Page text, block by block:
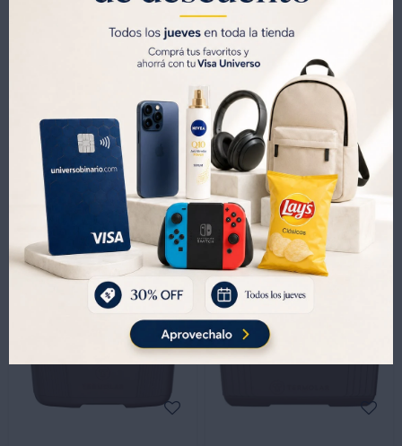
484

UYU 891 UYU
UYU
UYU 757
-
